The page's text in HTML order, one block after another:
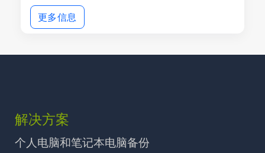
更多信息
解决方案
个人电脑和笔记本电脑备份